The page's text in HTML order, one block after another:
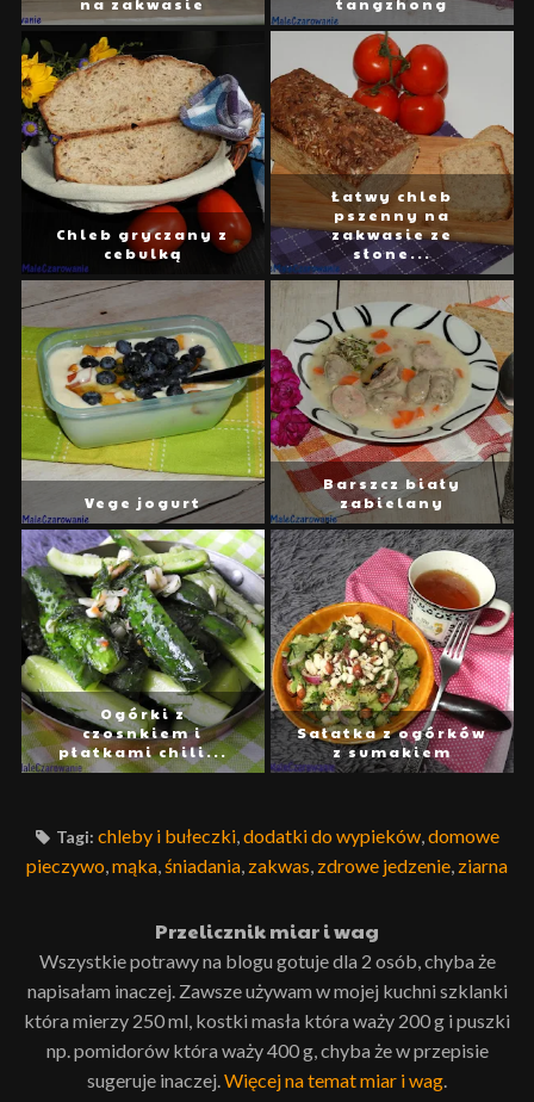
Chleb gryczany z
cebulką
Łatwy chleb
pszenny na
zakwasie ze
słone...
Vege jogurt
Barszcz biały
zabielany
Ogórki z
czosnkiem i
płatkami chili...
Sałatka z ogórków
z sumakiem
Tagi: chleby i bułeczki, dodatki do wypieków, domowe
pieczywo mąka śniadania zakwas zdrowe jedzenie ziarna
Przelicznik miar i wag
Wszystkie potrawy na blogu gotuje dla 2 osób, chyba że
napisałam inaczej. Zawsze używam w mojej kuchni szklanki
która mierzy 250 ml, kostki masła która waży 200 g i puszki
np. pomidorów która waży 400 g, chyba że w przepisie
sugeruje inaczej. Więcej na temat miar i wag